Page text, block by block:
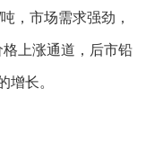
，市场需求强劲，
上涨通道，后市铅
增长。